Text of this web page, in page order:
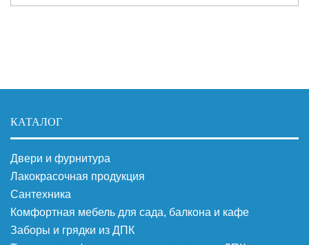
КАТАЛОГ
Двери и фурнитура
Лакокрасочная продукция
Сантехника
Комфортная мебель для сада, балкона и кафе
Заборы и грядки из ДПК